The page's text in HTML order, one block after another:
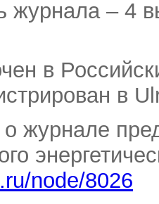
журнала – 4
в
в
журнале
node/8026